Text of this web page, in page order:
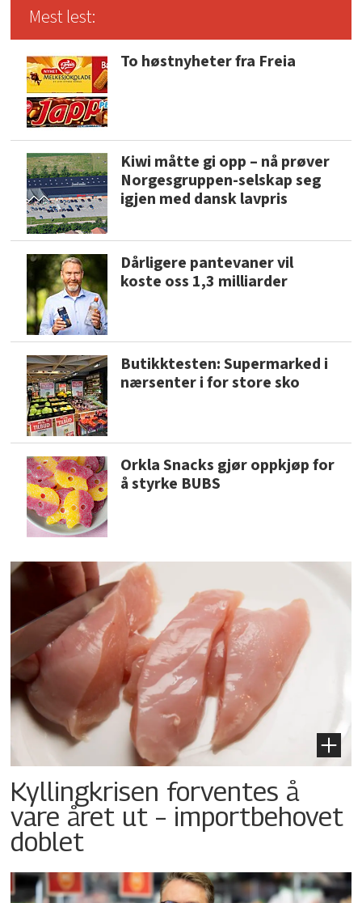
Mest lest:
To høstnyheter fra Freia
Kiwi måtte gi opp – nå prøver
Norgesgruppen-selskap seg
igjen med dansk lavpris
Dårligere pantevaner vil
koste oss 1,3 milliarder
Butikktesten: Supermarked i
nærsenter i for store sko
Orkla Snacks gjør oppkjøp for
å styrke BUBS
Kyllingkrisen forventes å
vare året ut – importbehovet
doblet